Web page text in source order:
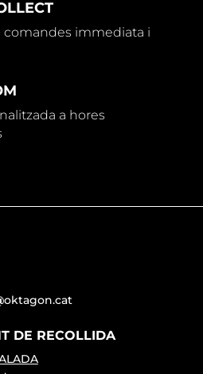
comandes immediata i
a hores
DE RECOLLIDA